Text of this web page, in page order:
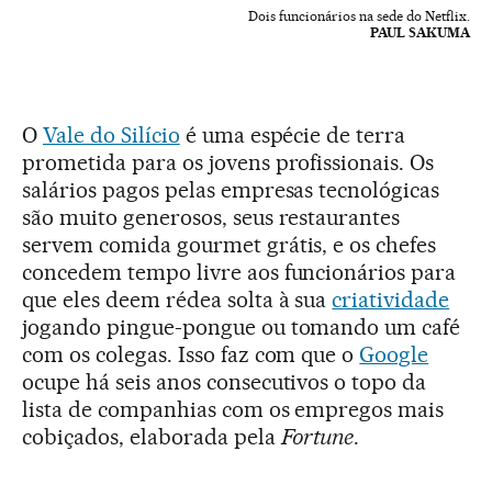
Dois funcionários na sede do Netflix.
PAUL SAKUMA
O Vale do Silício é uma espécie de terra
prometida para os jovens profissionais. Os
salários pagos pelas empresas tecnológicas
são muito generosos, seus restaurantes
servem comida gourmet grátis, e os chefes
concedem tempo livre aos funcionários para
que eles deem rédea solta à suacriatividade
jogando pingue-pongue ou tomando um café
com os colegas. Isso faz com que oGoogle
ocupe há seis anos consecutivos o topo da
lista de companhias com os empregos mais
cobiçados, elaborada pelaFortune.